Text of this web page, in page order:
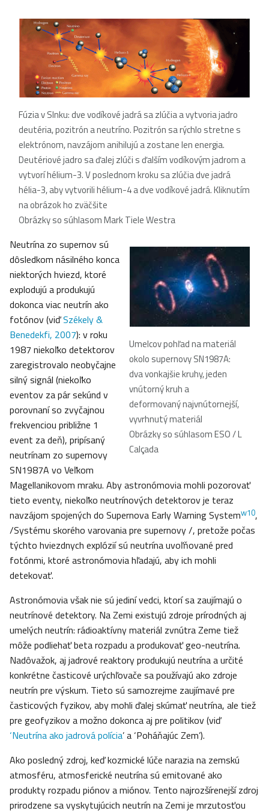
Fúzia v Slnku: dve vodíkové jadrá sa zlúčia a vytvoria jadro
deutéria, pozitrón a neutríno. Pozitrón sa rýchlo stretne s
elektrónom, navzájom anihilujú a zostane len energia.
Deutériové jadro sa ďalej zlúči s ďalším vodíkovým jadrom a
vytvorí hélium-3. V poslednom kroku sa zlúčia dve jadrá
hélia-3, aby vytvorili hélium-4 a dve vodíkové jadrá. Kliknutím
na obrázok ho zväčšite
Obrázky so súhlasom Mark Tiele Westra
Umelcov pohľad na materiál
okolo supernovy SN1987A:
dva vonkajšie kruhy, jeden
vnútorný kruh a
deformovaný najvnútornejší,
vyvrhnutý materiál
Obrázky so súhlasom ESO / L
Calçada
Neutrína zo supernov sú
dôsledkom násilného konca
niektorých hviezd, ktoré
explodujú a produkujú
dokonca viac neutrín ako
fotónov (viďSzékely &
Benedekfi, 2007): v roku
1987 niekoľko detektorov
zaregistrovalo neobyčajne
silný signál (niekoľko
eventov za pár sekúnd v
porovnaní so zvyčajnou
frekvenciou približne 1
event za deň), pripísaný
neutrínam zo supernovy
SN1987A vo Veľkom
Magellanikovom mraku. Aby astronómovia mohli pozorovať
tieto eventy, niekoľko neutrínových detektorov je teraz
navzájom spojených do Supernova Early Warning Systemw10,
/Systému skorého varovania pre supernovy /, pretože počas
týchto hviezdnych explózií sú neutrína uvoľňované pred
fotónmi, ktoré astronómovia hľadajú, aby ich mohli
detekovať.
Astronómovia však nie sú jediní vedci, ktorí sa zaujímajú o
neutrínové detektory. Na Zemi existujú zdroje prírodných aj
umelých neutrín: rádioaktívny materiál zvnútra Zeme tiež
môže podliehať beta rozpadu a produkovať geo-neutrína.
Nadôvažok, aj jadrové reaktory produkujú neutrína a určité
konkrétne časticové urýchľovače sa používajú ako zdroje
neutrín pre výskum. Tieto sú samozrejme zaujímavé pre
časticových fyzikov, aby mohli ďalej skúmať neutrína, ale tiež
pre geofyzikov a možno dokonca aj pre politikov (viď
‘Neutrína ako jadrová polícia’ a ‘Poháňajúc Zem’).
Ako posledný zdroj, keď kozmické lúče narazia na zemskú
atmosféru, atmosferické neutrína sú emitované ako
produkty rozpadu piónov a miónov. Tento najrozšírenejší zdroj
prirodzene sa vyskytujúcich neutrín na Zemi je mrzutosťou